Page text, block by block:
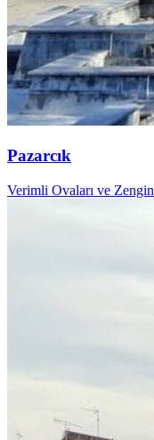
Pazarcık
Verimli Ovaları ve